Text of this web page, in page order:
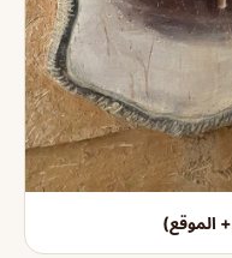
الموقع)